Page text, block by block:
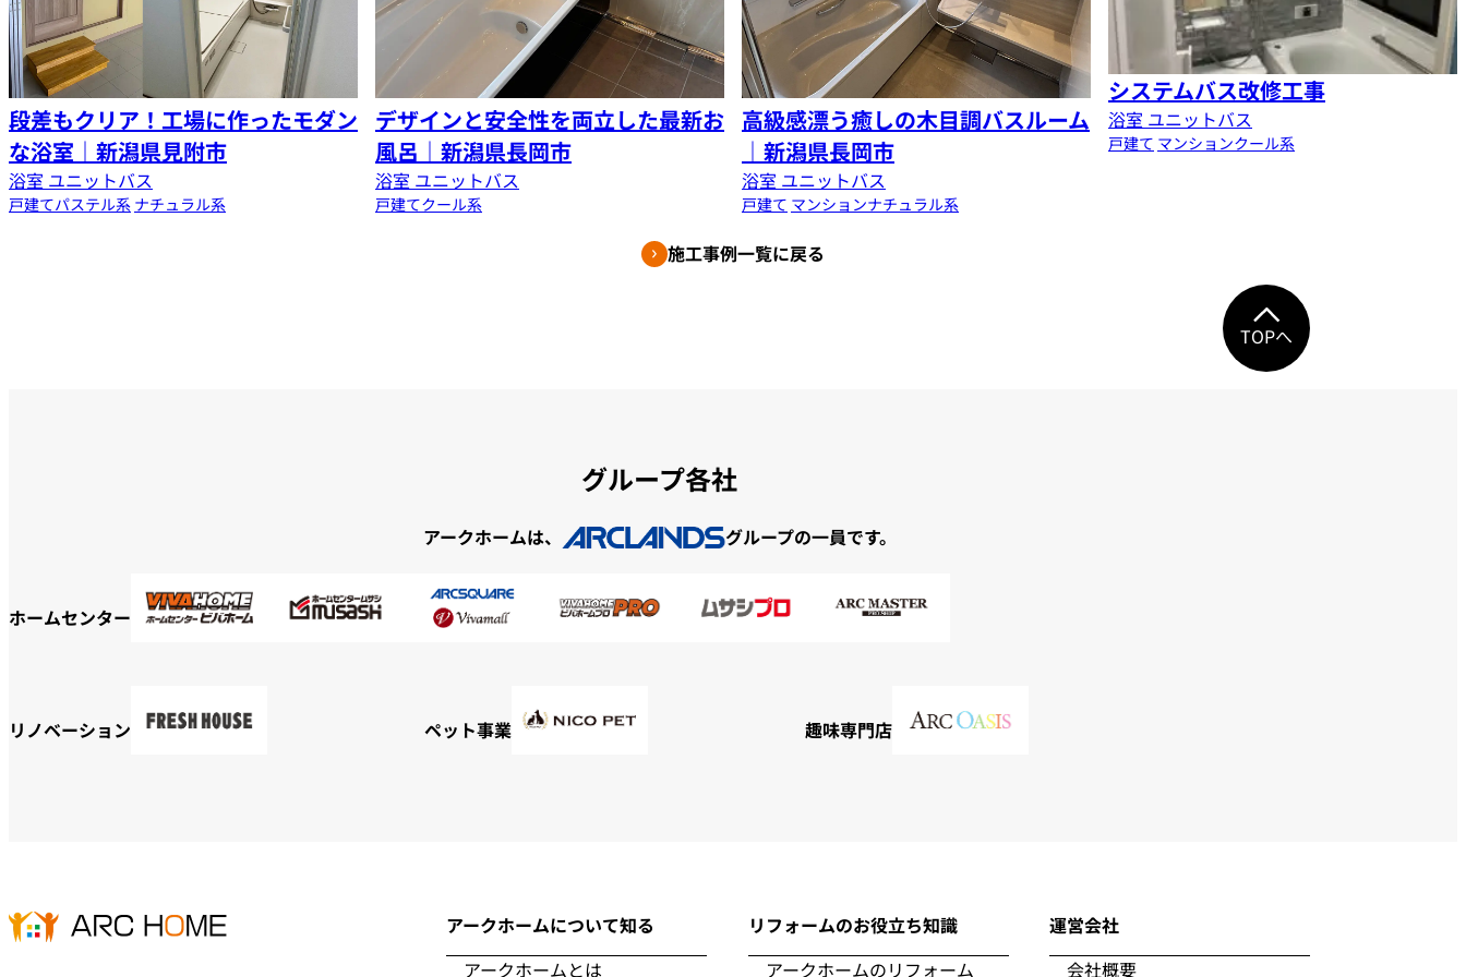
段差もクリア！工場に作ったモダン
な浴室｜新潟県見附市
浴室 ユニットバス
戸建てパステル系 ナチュラル系
デザインと安全性を両立した最新お
風呂｜新潟県長岡市
浴室 ユニットバス
戸建てクール系
高級感漂う癒しの木目調バスルーム
｜新潟県長岡市
浴室 ユニットバス
戸建て マンションナチュラル系
システムバス改修工事
浴室 ユニットバス
戸建て マンションクール系
施工事例一覧に戻る
TOPへ
グループ各社
アークホームは、 グループの一員です。
ホームセンター
リノベーション ペット事業 趣味専門店
アークホームについて知る
アークホームとは
リフォームのお役立ち知識
アークホームのリフォーム
運営会社
会社概要